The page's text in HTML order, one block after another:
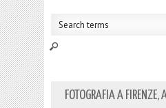
FOTOGRAFIA A FIRENZE,